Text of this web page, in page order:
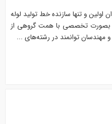
و تنها سازنده خط تولید لوله
بصورت تخصصی با همت گروهی از
مهندسان توانمند در رشته‌های ...